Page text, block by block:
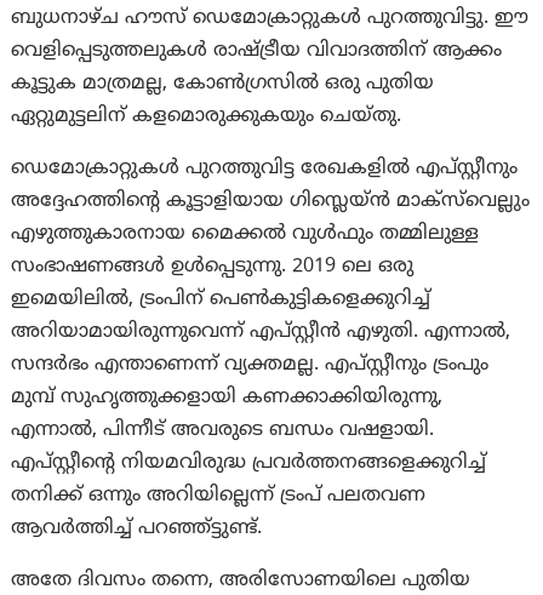
ബുധനാഴ്ച ഹൗസ് ഡെമോക്രാറ്റുകൾ പുറത്തുവിട്ടു. ഈ
വെളിപ്പെടുത്തലുകൾ രാഷ്ട്രീയ വിവാദത്തിന് ആക്കം
കൂട്ടുക മാത്രമല്ല, കോൺഗ്രസിൽ ഒരു പുതിയ
ഏറ്റുമുട്ടലിന് കളമൊരുക്കുകയും ചെയ്തു.
ഡെമോക്രാറ്റുകൾ പുറത്തുവിട്ട രേഖകളിൽ എപ്‌സ്റ്റീനും
അദ്ദേഹത്തിന്റെ കൂട്ടാളിയായ ഗിസ്ലെയ്ൻ മാക്‌സ്‌വെല്ലും
എഴുത്തുകാരനായ മൈക്കൽ വുൾഫും തമ്മിലുള്ള
സംഭാഷണങ്ങൾ ഉൾപ്പെടുന്നു. 2019 ലെ ഒരു
ഇമെയിലിൽ, ട്രംപിന് പെൺകുട്ടികളെക്കുറിച്ച്
അറിയാമായിരുന്നുവെന്ന് എപ്‌സ്റ്റീൻ എഴുതി. എന്നാല്‍,
സന്ദർഭം എന്താണെന്ന് വ്യക്തമല്ല. എപ്‌സ്റ്റീനും ട്രം‌പും
മുമ്പ് സുഹൃത്തുക്കളായി കണക്കാക്കിയിരുന്നു,
എന്നാൽ, പിന്നീട് അവരുടെ ബന്ധം വഷളായി.
എപ്‌സ്റ്റീന്റെ നിയമവിരുദ്ധ പ്രവർത്തനങ്ങളെക്കുറിച്ച്
തനിക്ക് ഒന്നും അറിയില്ലെന്ന് ട്രം‌പ് പലതവണ
ആവര്‍ത്തിച്ച് പറഞ്ഞ്ട്ടുണ്ട്.
അതേ ദിവസം തന്നെ, അരിസോണയിലെ പുതിയ